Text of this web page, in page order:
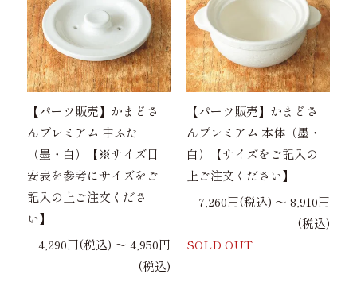
【パーツ販売】かまどさ
んプレミアム 中ふた
（墨・白）【※サイズ目
安表を参考にサイズをご
記入の上ご注文くださ
い】
4,290円(税込) 〜 4,950円
(税込)
【パーツ販売】かまどさ
んプレミアム 本体（墨・
白）【サイズをご記入の
上ご注文ください】
7,260円(税込) 〜 8,910円
(税込)
SOLD OUT